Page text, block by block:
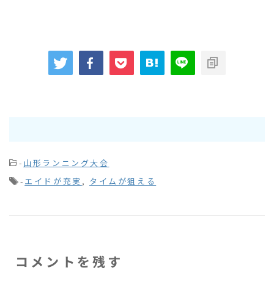
- 山形ランニング大会
- エイドが充実 , タイムが狙える
コメントを残す